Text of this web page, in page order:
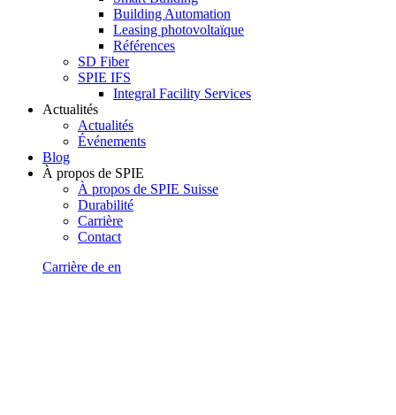
Building Automation
Leasing photovoltaïque
Références
SD Fiber
SPIE IFS
Integral Facility Services
Actualités
Actualités
Événements
Blog
À propos de SPIE
À propos de SPIE Suisse
Durabilité
Carrière
Contact
Carrière de en